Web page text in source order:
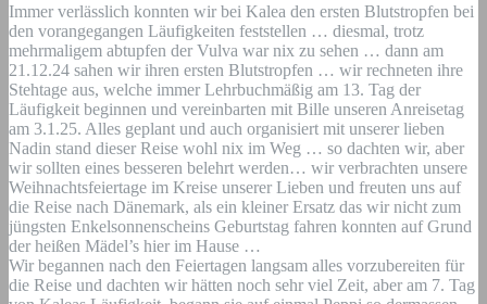
Immer verlässlich konnten wir bei Kalea den ersten Blutstropfen bei
den vorangegangen Läufigkeiten feststellen … diesmal, trotz
mehrmaligem abtupfen der Vulva war nix zu sehen … dann am
21.12.24 sahen wir ihren ersten Blutstropfen … wir rechneten ihre
Stehtage aus, welche immer Lehrbuchmäßig am 13. Tag der
Läufigkeit beginnen und vereinbarten mit Bille unseren Anreisetag
am 3.1.25. Alles geplant und auch organisiert mit unserer lieben
Nadin stand dieser Reise wohl nix im Weg … so dachten wir, aber
wir sollten eines besseren belehrt werden… wir verbrachten unsere
Weihnachtsfeiertage im Kreise unserer Lieben und freuten uns auf
die Reise nach Dänemark, als ein kleiner Ersatz das wir nicht zum
jüngsten Enkelsonnenscheins Geburtstag fahren konnten auf Grund
der heißen Mädel’s hier im Hause …
Wir begannen nach den Feiertagen langsam alles vorzubereiten für
die Reise und dachten wir hätten noch sehr viel Zeit, aber am 7. Tag